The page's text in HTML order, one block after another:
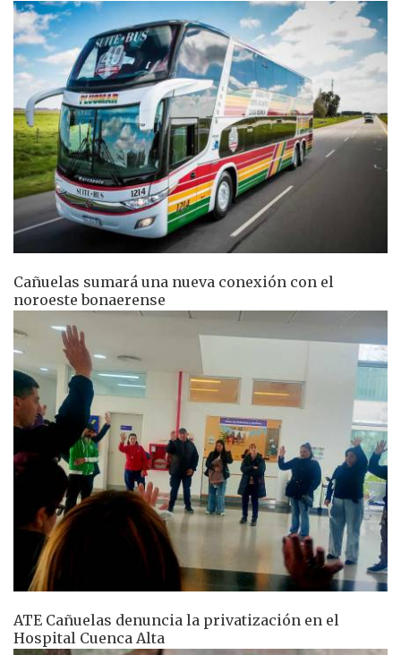
Cañuelas sumará una nueva conexión con el
noroeste bonaerense
ATE Cañuelas denuncia la privatización en el
Hospital Cuenca Alta